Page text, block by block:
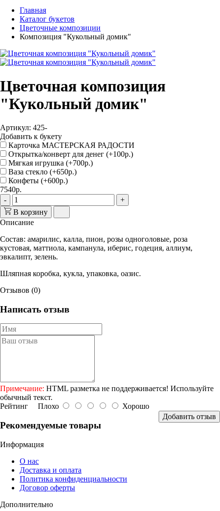
Главная
Каталог букетов
Цветочные композиции
Композиция "Кукольный домик"
Цветочная композиция
"Кукольный домик"
Артикул: 425-
Добавить к букету
Карточка МАСТЕРСКАЯ РАДОСТИ
Открытка/конверт для денег (+100р.)
Мягкая игрушка (+700р.)
Ваза стекло (+650р.)
Конфеты (+600р.)
7540р.
-
+
В корзину
Описание
Состав: амарилис, калла, пион, розы одноголовые, роза
кустовая, маттиола, кампанула, иберис, годеция, аллиум,
эвкалипт, зелень.
Шляпная коробка, кукла, упаковка, оазис.
Отзывов (0)
Написать отзыв
Примечание: HTML разметка не поддерживается! Используйте
обычный текст.
Рейтинг Плохо
Хорошо
Добавить отзыв
Рекомендуемые товары
Информация
О нас
Доставка и оплата
Политика конфиденциальности
Договор оферты
Дополнительно